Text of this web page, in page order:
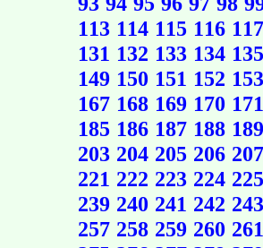
113 114 115 116 117
131 132 133 134 135
149 150 151 152 153
167 168 169 170 171
185 186 187 188 189
203 204 205 206 207
221 222 223 224 225
239 240 241 242 243
257 258 259 260 261